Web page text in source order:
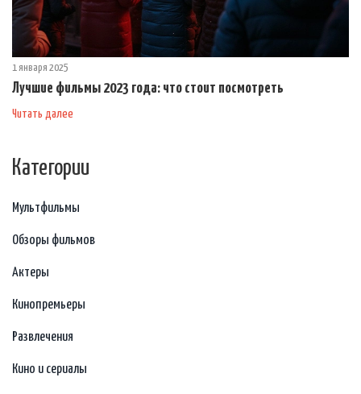
1 января 2025
Лучшие фильмы 2023 года: что стоит посмотреть
Читать далее
Категории
Мультфильмы
Обзоры фильмов
Актеры
Кинопремьеры
Развлечения
Кино и сериалы